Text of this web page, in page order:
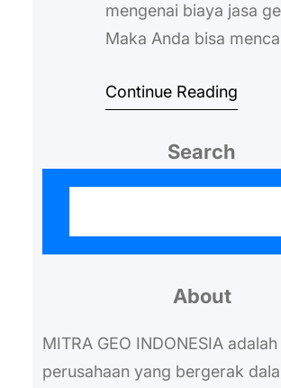
mengenai biaya jasa
Maka Anda bisa
pemilik jasa yang
jasa geolistrik, maka
pelayanan yang cocok
bisa lakukan negosiasi
air tanah tentu saja
Continue Reading
Search
About
MITRA GEO INDONESIA adalah
perusahaan yang bergerak